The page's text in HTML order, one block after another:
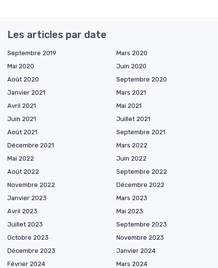
Les articles par date
Septembre 2019
Mars 2020
Mai 2020
Juin 2020
Août 2020
Septembre 2020
Janvier 2021
Mars 2021
Avril 2021
Mai 2021
Juin 2021
Juillet 2021
Août 2021
Septembre 2021
Décembre 2021
Mars 2022
Mai 2022
Juin 2022
Août 2022
Septembre 2022
Novembre 2022
Décembre 2022
Janvier 2023
Mars 2023
Avril 2023
Mai 2023
Juillet 2023
Septembre 2023
Octobre 2023
Novembre 2023
Décembre 2023
Janvier 2024
Février 2024
Mars 2024